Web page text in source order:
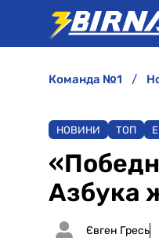
команда №1
НОВИНИ ТОП
Азбука
Євген Гресь